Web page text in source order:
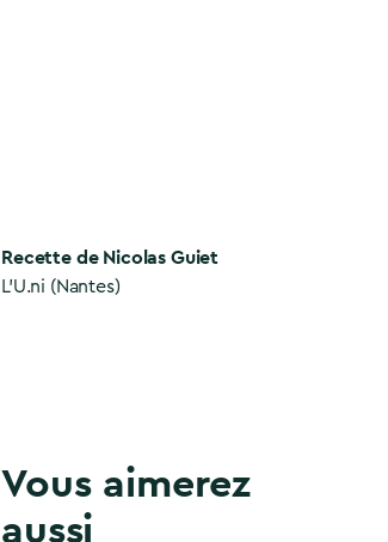
Recette de Nicolas Guiet
L'U.ni (Nantes)
Vous aimerez
aussi